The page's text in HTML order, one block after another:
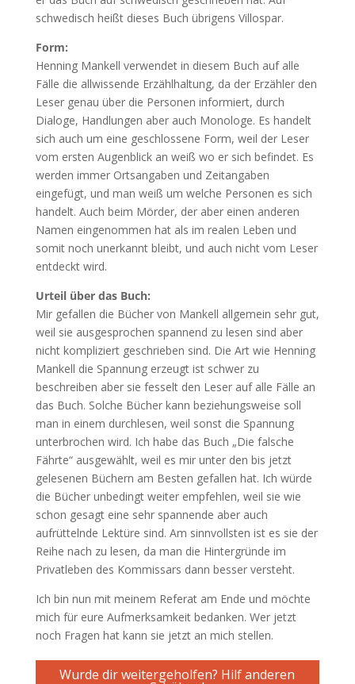
schwedisch heißt dieses Buch übrigens Villospar.
Form:
Henning Mankell verwendet in diesem Buch auf alle
Fälle die allwissende Erzählhaltung, da der Erzähler den
Leser genau über die Personen informiert, durch
Dialoge, Handlungen aber auch Monologe. Es handelt
sich auch um eine geschlossene Form, weil der Leser
vom ersten Augenblick an weiß wo er sich befindet. Es
werden immer Ortsangaben und Zeitangaben
eingefügt, und man weiß um welche Personen es sich
handelt. Auch beim Mörder, der aber einen anderen
Namen eingenommen hat als im realen Leben und
somit noch unerkannt bleibt, und auch nicht vom Leser
entdeckt wird.
Urteil über das Buch:
Mir gefallen die Bücher von Mankell allgemein sehr gut,
weil sie ausgesprochen spannend zu lesen sind aber
nicht kompliziert geschrieben sind. Die Art wie Henning
Mankell die Spannung erzeugt ist schwer zu
beschreiben aber sie fesselt den Leser auf alle Fälle an
das Buch. Solche Bücher kann beziehungsweise soll
man in einem durchlesen, weil sonst die Spannung
unterbrochen wird. Ich habe das Buch „Die falsche
Fährte“ ausgewählt, weil es mir unter den bis jetzt
gelesenen Büchern am Besten gefallen hat. Ich würde
die Bücher unbedingt weiter empfehlen, weil sie wie
schon gesagt eine sehr spannende aber auch
aufrüttelnde Lektüre sind. Am sinnvollsten ist es sie der
Reihe nach zu lesen, da man die Hintergründe im
Privatleben des Kommissars dann besser versteht.
Ich bin nun mit meinem Referat am Ende und möchte
mich für eure Aufmerksamkeit bedanken. Wer jetzt
noch Fragen hat kann sie jetzt an mich stellen.
Wurde dir weitergeholfen? Hilf anderen